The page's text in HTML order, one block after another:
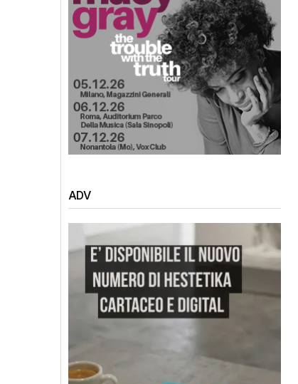
ADV